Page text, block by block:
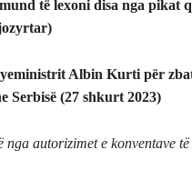
të lexoni disa nga pikat
Albin Kurti për
Serbisë (27 shkurt 2023)
nga autorizimet e konventave